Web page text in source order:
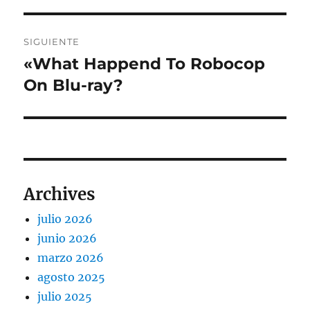
SIGUIENTE
Entrada
siguiente:
«What Happend To Robocop
On Blu-ray?
Archives
julio 2026
junio 2026
marzo 2026
agosto 2025
julio 2025